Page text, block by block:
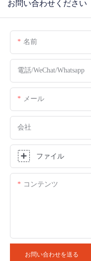
お問い合わせください
名前
電話/WeChat/Whatsapp
メール
会社
ファイル
コンテンツ
お問い合わせを送る